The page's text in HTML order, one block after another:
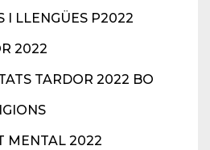
I LLENGÜES P2022
2022
TARDOR 2022 BO
MENTAL 2022